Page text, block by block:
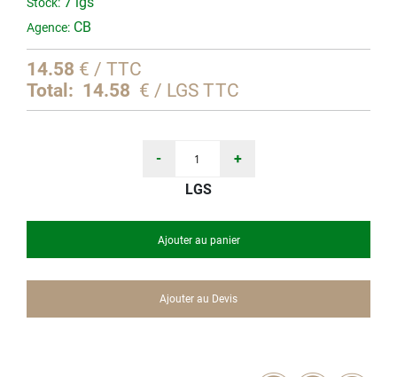
Stock:
Agence: CB
14.58 € / TTC
Total: 14.58 € / LGS TTC
-
+
LGS
Ajouter au panier
Ajouter au Devis
Galerie
d’images